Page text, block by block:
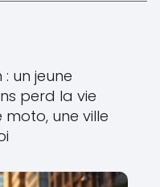
un jeune
perd la vie
une ville